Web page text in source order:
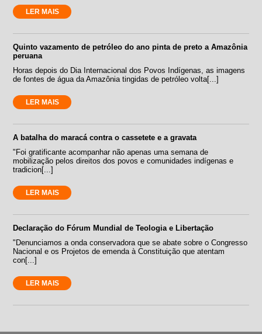
LER MAIS
Quinto vazamento de petróleo do ano pinta de preto a Amazônia
peruana
Horas depois do Dia Internacional dos Povos Indígenas, as imagens
de fontes de água da Amazônia tingidas de petróleo volta[...]
LER MAIS
A batalha do maracá contra o cassetete e a gravata
"Foi gratificante acompanhar não apenas uma semana de
mobilização pelos direitos dos povos e comunidades indígenas e
tradicion[...]
LER MAIS
Declaração do Fórum Mundial de Teologia e Libertação
"Denunciamos a onda conservadora que se abate sobre o Congresso
Nacional e os Projetos de emenda à Constituição que atentam
con[...]
LER MAIS